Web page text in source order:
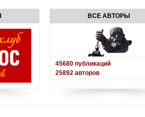
ВСЕ АВТОРЫ
45680 публикаций
25892 авторов